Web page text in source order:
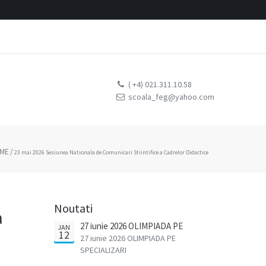
( +4) 021.311.10.58
scoala_feg@yahoo.com
Didactice
/23 mai 2026 Sesiunea Nationala de Comunicari Stiintifice a Cadrelor Didactice
Noutati
JAN
12
27 iunie 2026 OLIMPIADA PE
SPECIALIZARI
27 iunie 2026 OLIMPIADA PE
SPECIALIZARI